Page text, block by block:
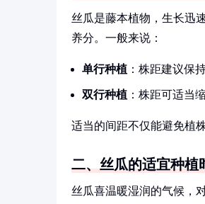
丝瓜是藤本植物，生长迅
养分。一般来说：
单行种植 ：株距建议保
双行种植 ：株距可适当
适当的间距不仅能避免植
二、丝瓜的适宜种植
丝瓜喜温暖湿润的气候，